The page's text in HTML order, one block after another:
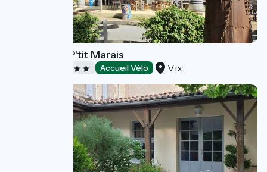
Camping Ô P'tit Marais
Accueil Vélo Vix